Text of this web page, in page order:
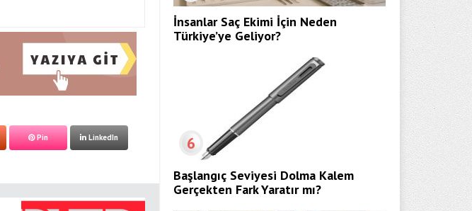
Pin LinkedIn
İnsanlar Saç Ekimi İçin Neden
Türkiye’ye Geliyor?
6
Başlangıç Seviyesi Dolma Kalem
Gerçekten Fark Yaratır mı?